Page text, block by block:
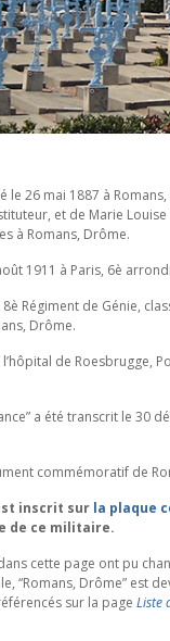
le 26 mai 1887 à
et de Marie
à Romans, Drôme.
1911 à Paris, 6è
Régiment de Génie,
Drôme.
de Roesbrugge,
a été transcrit le 30
commémoratif de
inscrit sur la plaque
de ce militaire.
cette page ont pu
“Romans, Drôme” est
sur la page Liste